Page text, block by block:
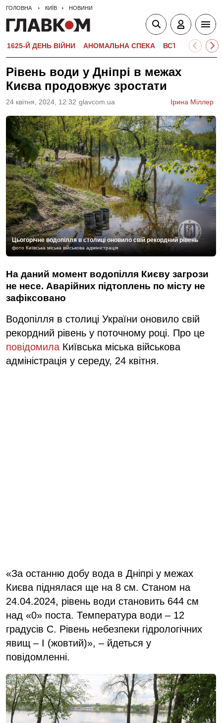
ГОЛОВНА КИЇВ НОВИНИ
1625-Й ДЕНЬ ВІЙНИ АНОМАЛЬНА СПЕКА ВСТУПНА
Рівень води у Дніпрі в межах
Києва продовжує зростати
24 квiтня, 2024, 12:32 glavcom.ua Ірина Міллер
Цьогорічне водопілля в столиці оновило свій рекордний рівень
фото Київська міська військова адміністрація
На даний момент водопілля Києву загрози
не несе. Аварійних підтоплень по місту не
зафіксовано
Водопілля в столиці України оновило свій
рекордний рівень у поточному році. Про це
повідомила Київська міська військова
адміністрація у середу, 24 квітня.
«За останню добу вода в Дніпрі у межах
Києва піднялася ще на 8 см. Станом на
24.04.2024, рівень води становить 644 см
над «0» поста. Температура води – 12
градусів С. Рівень небезпеки гідрологічних
явищ – І (жовтий)», – йдеться у
повідомленні.